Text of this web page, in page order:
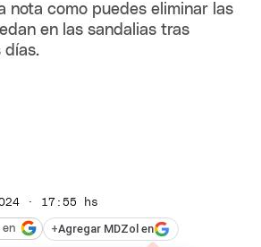
nota como puedes eliminar las
en las sandalias tras
días.
· 17:55 hs
+Agregar MDZol en
en